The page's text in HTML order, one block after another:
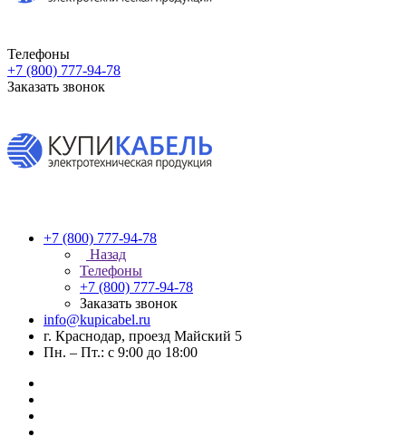
Телефоны
+7 (800) 777-94-78
Заказать звонок
+7 (800) 777-94-78
Назад
Телефоны
+7 (800) 777-94-78
Заказать звонок
info@kupicabel.ru
г. Краснодар, проезд Майский 5
Пн. – Пт.: с 9:00 до 18:00